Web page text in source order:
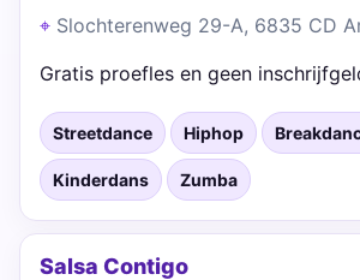
Slochterenweg 29-A, 6835 CD
Gratis proefles en geen
Streetdance Hiphop
Kinderdans Zumba
Salsa Contigo